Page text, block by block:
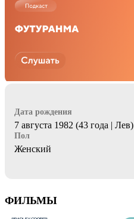
Дата рождения
7 августа 1982 (43 года | Лев)
Пол
Женский
ФИЛЬМЫ